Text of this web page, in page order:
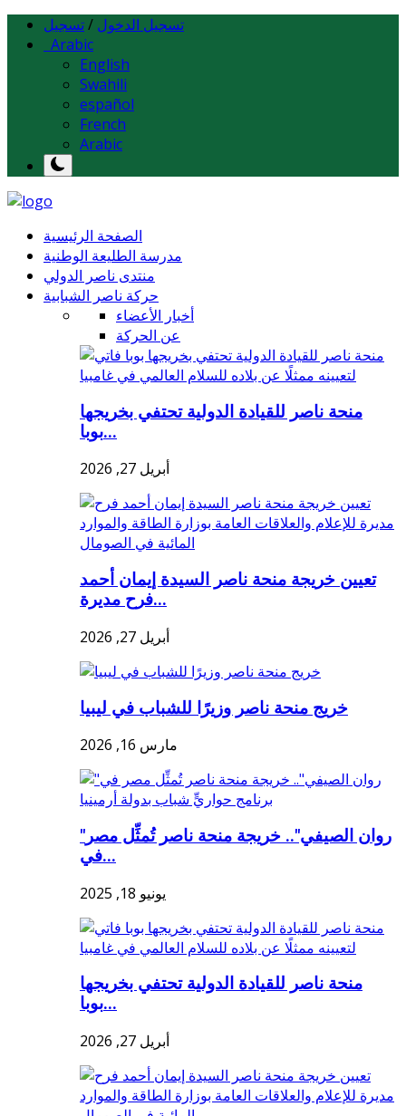
تسجيل الدخول /تسجيل
Arabic
English
Swahili
español
French
Arabic
الصفحة الرئيسية
مدرسة الطليعة الوطنية
منتدى ناصر الدولي
حركة ناصر الشبابية
أخبار الأعضاء
عن الحركة
منحة ناصر للقيادة الدولية تحتفي بخريجها
بوبا...
أبريل 27, 2026
تعيين خريجة منحة ناصر السيدة إيمان أحمد
فرح مديرة...
أبريل 27, 2026
خريج منحة ناصر وزيرًا للشباب في ليبيا
مارس 16, 2026
"روان الصيفي".. خريجة منحة ناصر تُمثِّل مصر
في...
يونيو 18, 2025
منحة ناصر للقيادة الدولية تحتفي بخريجها
بوبا...
أبريل 27, 2026